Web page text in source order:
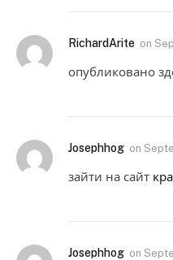
RichardArite on
опубликовано
Josephhog on
зайти на сайт
Josephhog on